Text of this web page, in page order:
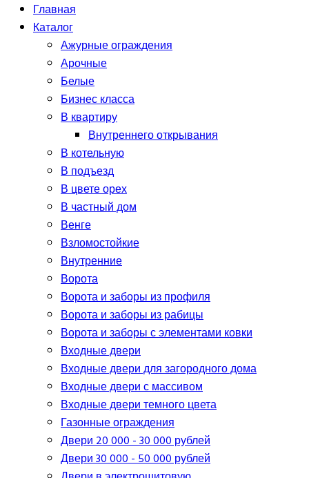
Главная
Каталог
Ажурные ограждения
Арочные
Белые
Бизнес класса
В квартиру
Внутреннего открывания
В котельную
В подъезд
В цвете орех
В частный дом
Венге
Взломостойкие
Внутренние
Ворота
Ворота и заборы из профиля
Ворота и заборы из рабицы
Ворота и заборы с элементами ковки
Входные двери
Входные двери для загородного дома
Входные двери с массивом
Входные двери темного цвета
Газонные ограждения
Двери 20 000 - 30 000 рублей
Двери 30 000 - 50 000 рублей